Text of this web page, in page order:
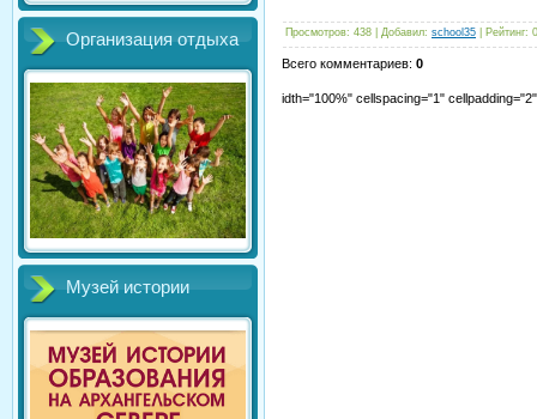
Организация отдыха
Музей истории
Просмотров: 438 Добавил: school35 Рейтинг:
Всего комментариев: 0
idth="100%" cellspacing="1"